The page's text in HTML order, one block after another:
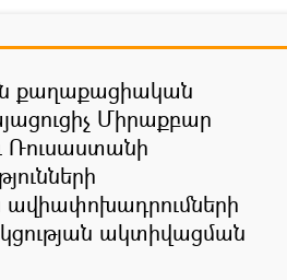
քաղաքացիական
Միրաքբար
Ռուսաստանի
ավիափոխադրումների
ակտիվացման